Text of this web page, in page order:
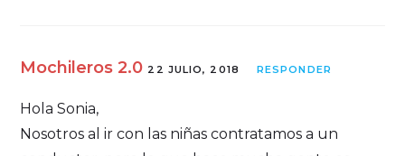
Mochileros 2.0 22 JULIO, 2018 RESPONDER
Hola Sonia,
Nosotros al ir con las niñas contratamos a un